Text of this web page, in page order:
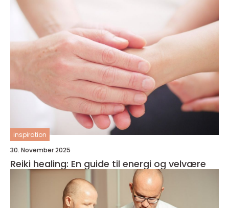
inspiration
30. November 2025
Reiki healing: En guide til energi og velvære